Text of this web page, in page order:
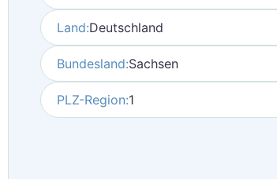
Land:Deutschland
Bundesland:Sachsen
PLZ-Region:1